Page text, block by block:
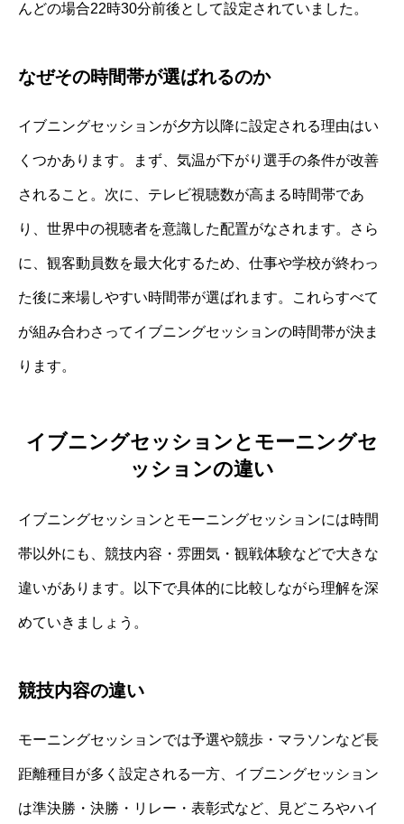
んどの場合22時30分前後として設定されていました。
なぜその時間帯が選ばれるのか
イブニングセッションが夕方以降に設定される理由はい
くつかあります。まず、気温が下がり選手の条件が改善
されること。次に、テレビ視聴数が高まる時間帯であ
り、世界中の視聴者を意識した配置がなされます。さら
に、観客動員数を最大化するため、仕事や学校が終わっ
た後に来場しやすい時間帯が選ばれます。これらすべて
が組み合わさってイブニングセッションの時間帯が決ま
ります。
イブニングセッションとモーニングセ
ッションの違い
イブニングセッションとモーニングセッションには時間
帯以外にも、競技内容・雰囲気・観戦体験などで大きな
違いがあります。以下で具体的に比較しながら理解を深
めていきましょう。
競技内容の違い
モーニングセッションでは予選や競歩・マラソンなど長
距離種目が多く設定される一方、イブニングセッション
は準決勝・決勝・リレー・表彰式など、見どころやハイ